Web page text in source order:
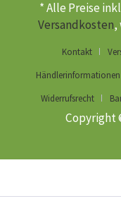
* Alle Preise
Versandkosten,
Kontakt
Händlerinformationen
Widerrufsrecht
Copyright